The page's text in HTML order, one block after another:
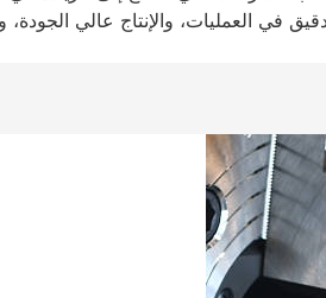
في العمليات، والإنتاج عالي